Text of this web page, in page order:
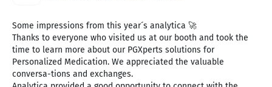
Some impressions from this year´s analytica 🚀
Thanks to everyone who visited us at our booth and took the
time to learn more about our PGXperts solutions for
Personalized Medication. We appreciated the valuable
conversa-tions and exchanges.